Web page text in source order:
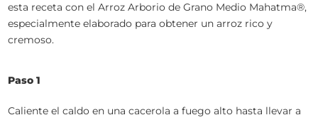
esta receta con el Arroz Arborio de Grano Medio Mahatma®,
especialmente elaborado para obtener un arroz rico y
cremoso.
Paso 1
Caliente el caldo en una cacerola a fuego alto hasta llevar a